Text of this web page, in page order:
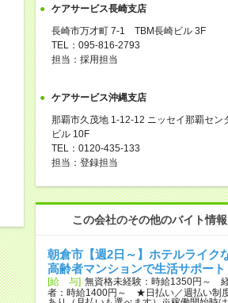
ケアサービス長崎支店
長崎市万才町 7-1 TBM長崎ビル 3F
TEL：095-816-2793
担当：採用担当
ケアサービス沖縄支店
那覇市久茂地 1-12-12 ニッセイ那覇セン
ビル 10F
TEL：0120-435-133
担当：登録担当
この会社のその他のバイト情報
朝倉市【週2日～】ホテルライク
高齢者マンションで生活サポート
[給 与] 無資格未経験：時給1350円～
者：時給1400円～ ★日払い／週払い制